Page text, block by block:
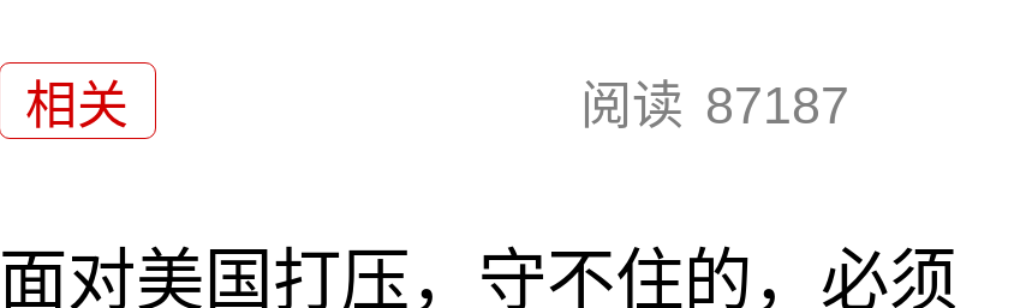
相关 阅读 87187
面对美国打压，守不住的，必须